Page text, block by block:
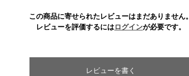
この商品に寄せられたレビューはまだありません。
レビューを評価するにはログインが必要です。
レビューを書く